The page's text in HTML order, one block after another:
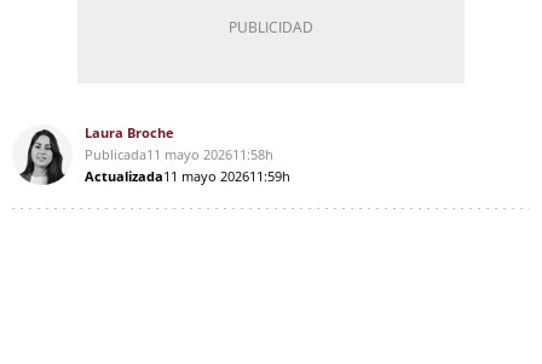
Laura Broche
Publicada11 mayo 202611:58h
Actualizada11 mayo 202611:59h